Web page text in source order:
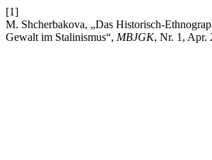
[1]
M. Shcherbakova, „Das Historisch-
Gewalt im Stalinismus“, MBJGK, Nr. 1, Apr.